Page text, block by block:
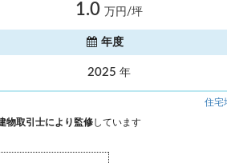
1.0 万円/坪
年度
2025 年
住宅
物取引士により監修しています